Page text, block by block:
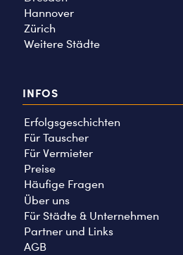
Hannover
Zürich
Weitere Städte
INFOS
Erfolgsgeschichten
Für Tauscher
Für Vermieter
Preise
Häufige Fragen
Über uns
Für Städte & Unternehmen
Partner und Links
AGB